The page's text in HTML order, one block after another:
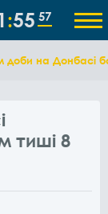
55 57
доби на Донбасі
тиші 8